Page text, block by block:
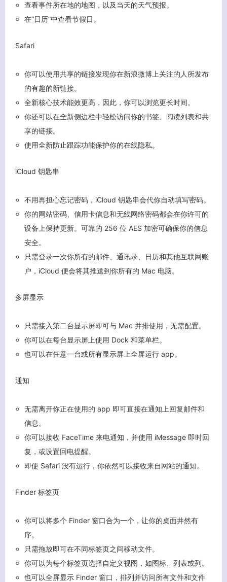
查看事件所在地的地图，以及当天的天气预报。
在“日历”中查看节假日。
Safari
你可以使用共享的链接发现你在新浪微博上关注的人所发布
的有趣的新链接。
全新核心技术能效更高，因此，你可以浏览更长时间。
你还可以在全新侧边栏中轻松访问你的书签、阅读列表和共
享的链接。
使用全新防止跟踪功能保护你的在线隐私。
iCloud 钥匙串
不用再担心忘记密码，iCloud 钥匙串会代你自动填写密码。
你的网站密码、信用卡信息和无线网络密码都会在你许可的
设备上保持更新。可靠的 256 位 AES 加密可确保你的信息
安全。
只需登录一次你所有的邮件、通讯录、日历和其他互联网账
户，iCloud 便会将其推送到你所有的 Mac 电脑。
多屏显示
只需接入第二台显示屏即可与 Mac 并排使用，无需配置。
你可以在每台显示屏上使用 Dock 和菜单栏。
也可以在任意一台或所有显示屏上全屏运行 app。
通知
无需离开你正在使用的 app 即可直接在通知上回复邮件和
信息。
你可以接收 FaceTime 来电通知，并使用 iMessage 即时回
复，或设置回电提醒。
即使 Safari 没有运行，你依然可以接收来自网站的通知。
Finder 标签页
你可以将多个 Finder 窗口合为一个，让你的桌面井然有
序。
只需拖放即可在不同标签页之间移动文件。
你可以为每个标签页选择自定义视图，如图标、列表或列。
也可以全屏显示 Finder 窗口，排列并访问所有文件和文件
客服小美